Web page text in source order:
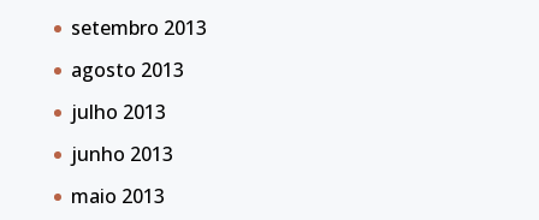
setembro 2013
agosto 2013
julho 2013
junho 2013
maio 2013